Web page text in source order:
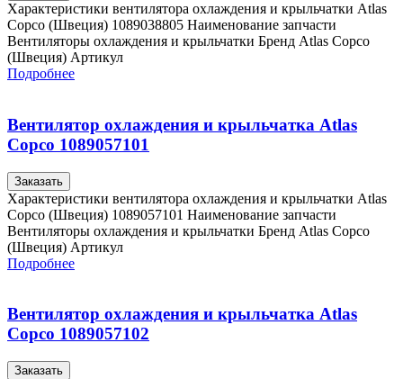
Характеристики вентилятора охлаждения и крыльчатки Atlas
Copco (Швеция) 1089038805 Наименование запчасти
Вентиляторы охлаждения и крыльчатки Бренд Atlas Copco
(Швеция) Артикул
Подробнее
Вентилятор охлаждения и крыльчатка Atlas
Copco 1089057101
Заказать
Характеристики вентилятора охлаждения и крыльчатки Atlas
Copco (Швеция) 1089057101 Наименование запчасти
Вентиляторы охлаждения и крыльчатки Бренд Atlas Copco
(Швеция) Артикул
Подробнее
Вентилятор охлаждения и крыльчатка Atlas
Copco 1089057102
Заказать